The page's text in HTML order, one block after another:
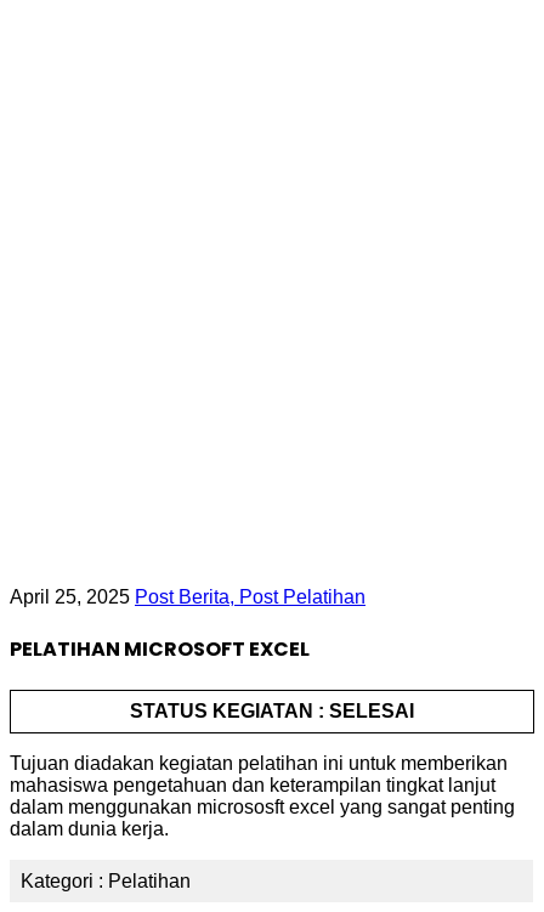
April 25, 2025 Post Berita, Post Pelatihan
PELATIHAN MICROSOFT EXCEL
STATUS KEGIATAN : SELESAI
Tujuan diadakan kegiatan pelatihan ini untuk memberikan
mahasiswa pengetahuan dan keterampilan tingkat lanjut
dalam menggunakan micrososft excel yang sangat penting
dalam dunia kerja.
Kategori : Pelatihan